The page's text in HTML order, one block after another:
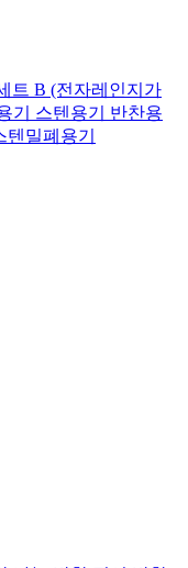
트 B (전자레인지가
기 스텐용기 반찬용
텐밀폐용기